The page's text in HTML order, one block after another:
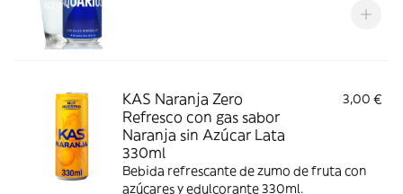
KAS Naranja Zero
Refresco con gas sabor
Naranja sin Azúcar Lata
330ml
3,00 €
Bebida refrescante de zumo de fruta con
azúcares y edulcorante 330ml.